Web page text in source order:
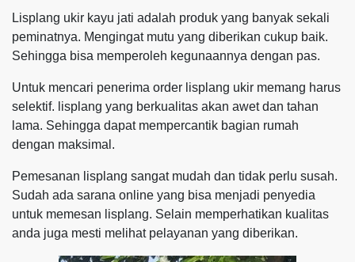
Lisplang ukir kayu jati adalah produk yang banyak sekali
peminatnya. Mengingat mutu yang diberikan cukup baik.
Sehingga bisa memperoleh kegunaannya dengan pas.
Untuk mencari penerima order lisplang ukir memang harus
selektif. lisplang yang berkualitas akan awet dan tahan
lama. Sehingga dapat mempercantik bagian rumah
dengan maksimal.
Pemesanan lisplang sangat mudah dan tidak perlu susah.
Sudah ada sarana online yang bisa menjadi penyedia
untuk memesan lisplang. Selain memperhatikan kualitas
anda juga mesti melihat pelayanan yang diberikan.